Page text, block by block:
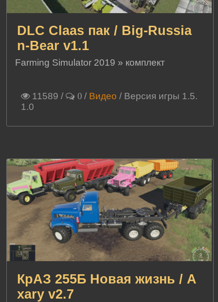
DLC Claas пак / Big-Russia
n-Bear v1.1
Farming Simulator 2019 » комплект
11589 / 0 / Видео / Версия игры 1.5.
1.0
КрАЗ 255Б Новая жизнь / A
xary v2.7